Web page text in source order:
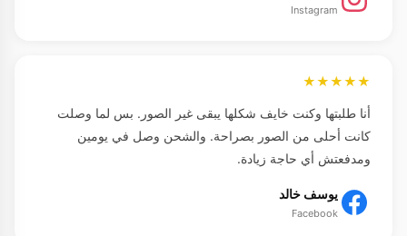
Instagram
★★★★★
أنا طلبتها وكنت خايف شكلها يبقى غير الصور. بس لما وصلت
كانت أحلى من الصور بصراحة. والشحن وصل في يومين
ومدفعتش أي حاجة زيادة.
يوسف خالد
Facebook